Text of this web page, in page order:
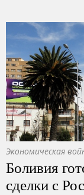
Экономическая
Боливия
сделки с